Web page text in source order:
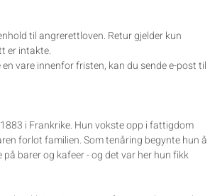
til angrerettloven. Retur gjelder kun
er intakte.
vare innenfor fristen, kan du sende e-post til
i Frankrike. Hun vokste opp i fattigdom
forlot familien. Som tenåring begynte hun å
barer og kafeer - og det var her hun fikk